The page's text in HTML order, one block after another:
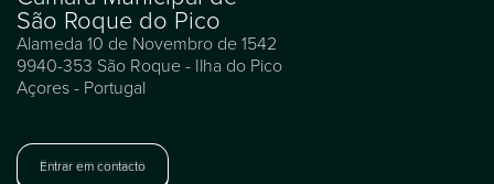
São Roque do Pico
Alameda 10 de Novembro de 1542
9940-353 São Roque - Ilha do Pico
Açores - Portugal
Entrar em contacto